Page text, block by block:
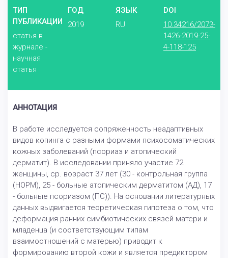
ТИП
ПУБЛИКАЦИИ
статья в
журнале -
научная
статья
ГОД
2019
ЯЗЫК
RU
DOI
10.34216/2073-
1426-2019-25-
4-118-125
АННОТАЦИЯ
В работе исследуется сопряженность неадаптивных
видов копинга с разными формами психосоматических
кожных заболеваний (псориаз и атопический
дерматит). В исследовании приняло участие 72
женщины, ср. возраст 37 лет (30 - контрольная группа
(НОРМ), 25 - больные атопическим дерматитом (АД), 17
- больные псориазом (ПС)). На основании литературных
данных выдвигается теоретическая гипотеза о том, что
деформация ранних симбиотических связей матери и
младенца (и соответствующим типам
взаимоотношений с матерью) приводит к
формированию второй кожи и является предиктором